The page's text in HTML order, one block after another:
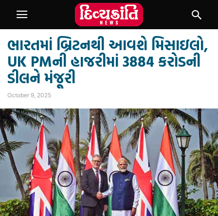
ભારતમાં બ્રિટનથી આવશે મિસાઇલો,
UK PMની હાજરીમાં 3884 કરોડની
ડીલને મંજૂરી
October 9, 2025